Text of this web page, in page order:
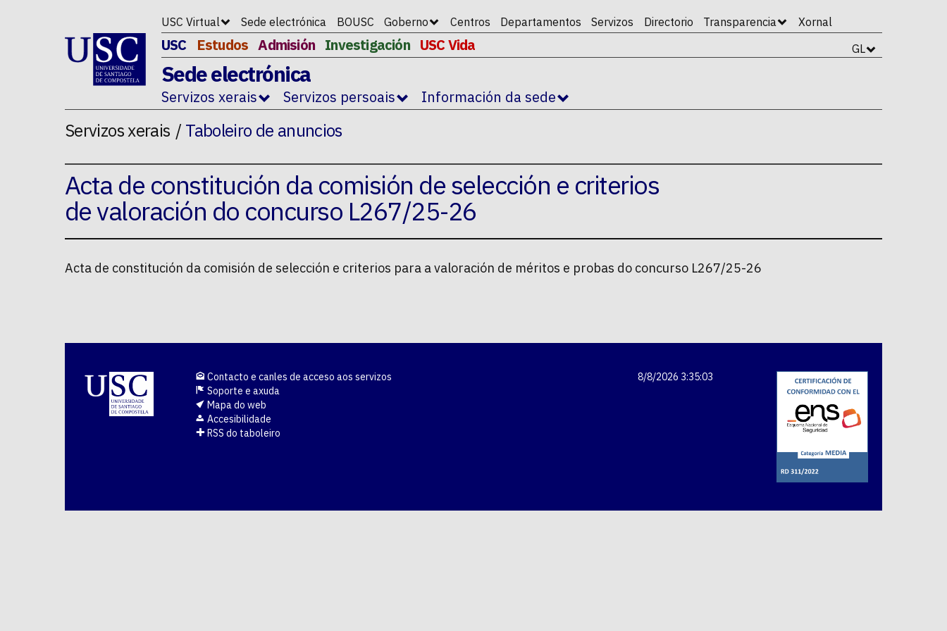
USC Virtual Sede electrónica BOUSC Goberno Centros Departamentos Servizos Directorio Transparencia Xornal
USC Estudos Admisión Investigación USC Vida
Sede electrónica
Servizos xerais Servizos persoais Información da sede
GL
Servizos xerais Taboleiro de anuncios
Acta de constitución da comisión de selección e criterios
de valoración do concurso L267/25-26
Acta de constitución da comisión de selección e criterios para a valoración de méritos e probas do concurso L267/25-26
Contacto e canles de acceso aos servizos
Soporte e axuda
Mapa do web
Accesibilidade
RSS do taboleiro
8/8/2026 3:35:03